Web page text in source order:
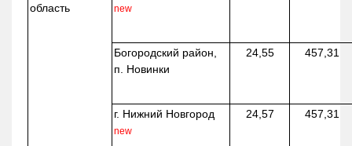
область
new
Богородский район,
п. Новинки
24,55 457,31
г. Нижний Новгород
new
24,57 457,31